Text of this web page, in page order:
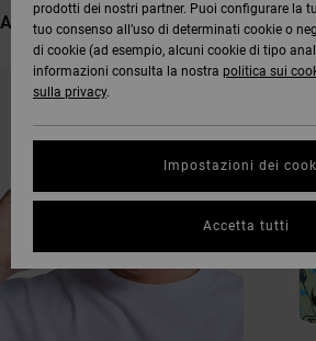
ALTRI ARTICOLI CHE POTREBBERO
SALTA
CRITERI
VISUALIZZA
prodotti dei nostri partner. Puoi configurare la
tuo consenso all’uso di determinati cookie o
di cookie (ad esempio, alcuni cookie di tipo
informazioni consulta la nostra politica sui
sulla privacy.
Impostazioni dei
Accetta tutti